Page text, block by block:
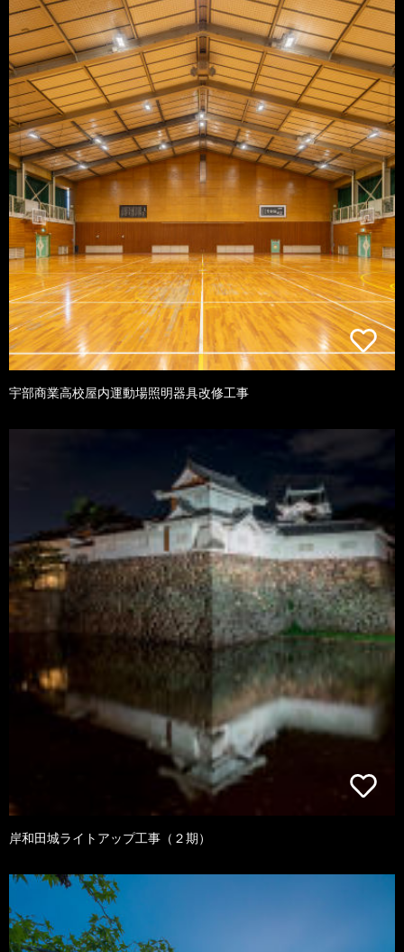
宇部商業高校屋内運動場照明器具改修工事
岸和田城ライトアップ工事（２期）